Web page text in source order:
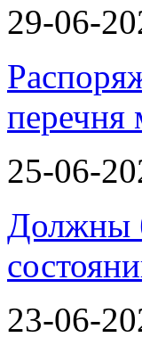
29-06-
перечня
25-06-
Должны
23-06-